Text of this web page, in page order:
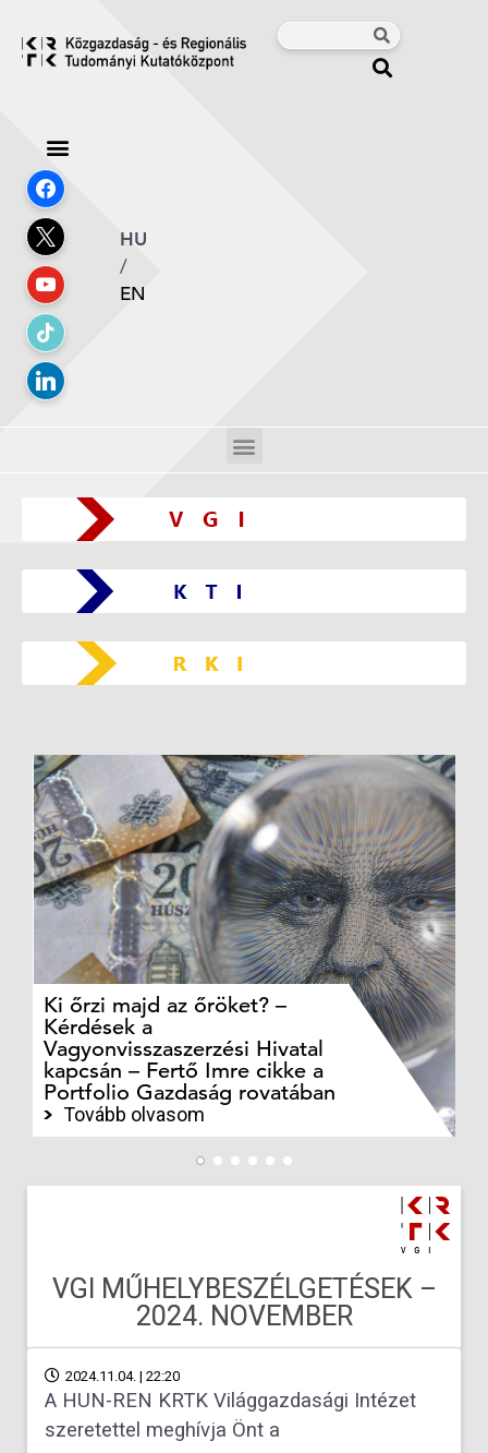
HU
/
EN
Ki őrzi majd az őröket? –
Kérdések a
Vagyonvisszaszerzési Hivatal
kapcsán – Fertő Imre cikke a
Portfolio Gazdaság rovatában
Tovább olvasom
VGI MŰHELYBESZÉLGETÉSEK –
2024. NOVEMBER
2024.11.04. | 22:20
A HUN-REN KRTK Világgazdasági Intézet
szeretettel meghívja Önt a